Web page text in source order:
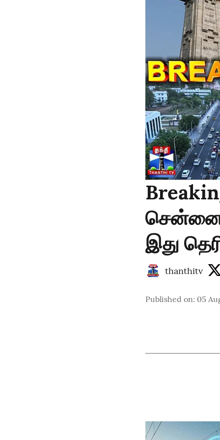
இது
thanthitv
Published on: 05